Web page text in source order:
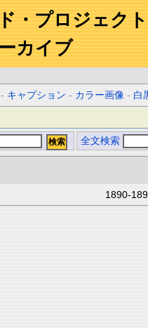
・プロジェクト
カイブ
- キャプション - カラー画像 - 白
全文検索
1890-